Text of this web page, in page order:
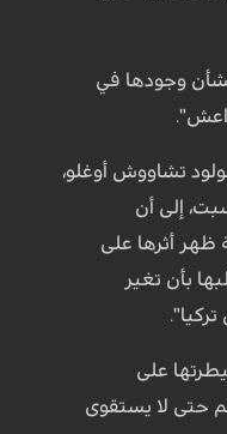
وجودها في
تشاووش أوغلو،
إلى أن
أثرها على
بأن تغير
على
حتى لا يستقوى